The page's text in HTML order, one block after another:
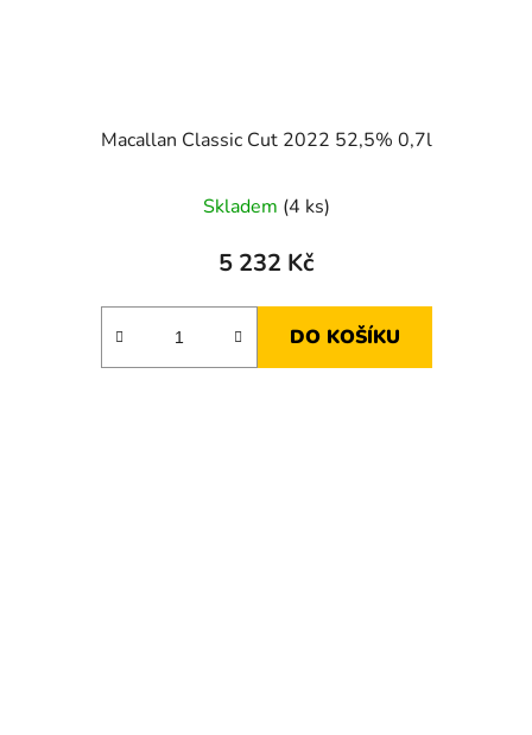
Macallan Classic Cut 2022 52,5% 0,7l
Skladem (4 ks)
5 232 Kč
DO KOŠÍKU